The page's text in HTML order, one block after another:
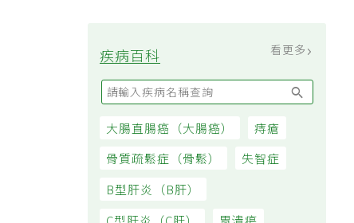
疾病百科
大腸直腸癌（大腸癌） 痔瘡
骨質疏鬆症（骨鬆） 失智症
B型肝炎（B肝）